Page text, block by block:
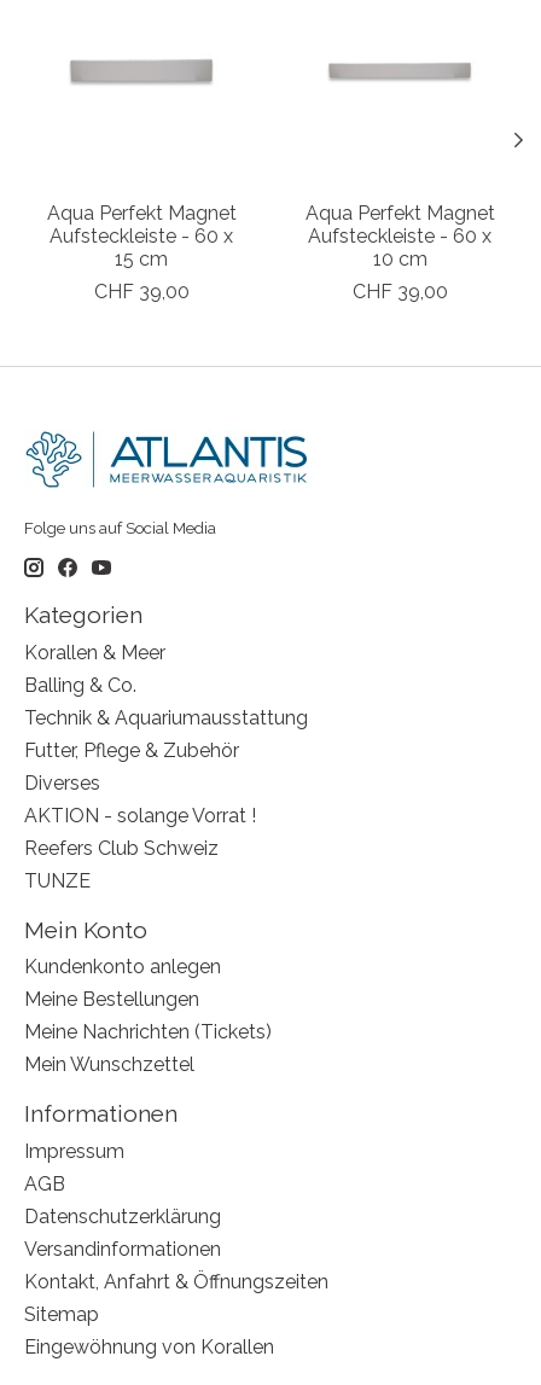
Aqua Perfekt Magnet
Aufsteckleiste - 60 x
15 cm
CHF 39,00
Aqua Perfekt Magnet
Aufsteckleiste - 60 x
10 cm
CHF 39,00
Folge uns auf Social Media
Kategorien
Korallen & Meer
Balling & Co.
Technik & Aquariumausstattung
Futter, Pflege & Zubehör
Diverses
AKTION - solange Vorrat !
Reefers Club Schweiz
TUNZE
Mein Konto
Kundenkonto anlegen
Meine Bestellungen
Meine Nachrichten (Tickets)
Mein Wunschzettel
Informationen
Impressum
AGB
Datenschutzerklärung
Versandinformationen
Kontakt, Anfahrt & Öffnungszeiten
Sitemap
Eingewöhnung von Korallen